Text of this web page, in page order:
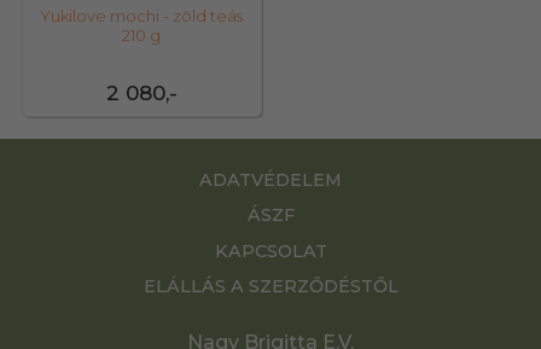
2 080,-
Yukilove mochi - zöld teás
210 g
ADATVÉDELEM
ÁSZF
KAPCSOLAT
ELÁLLÁS A SZERZŐDÉSTŐL
Nagy Brigitta E.V.